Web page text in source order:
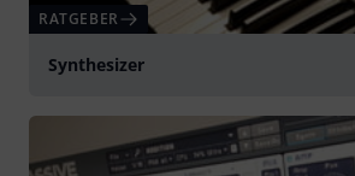
RATGEBER
Synthesizer